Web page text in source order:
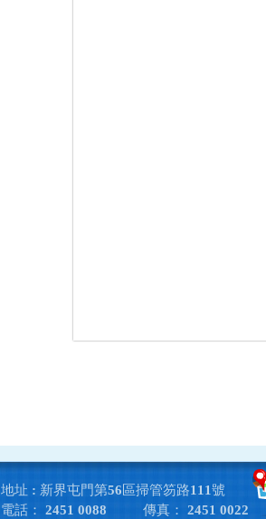
地址 : 新界屯門第56區掃管笏路111號
電話： 2451 0088
傳真： 2451 0022